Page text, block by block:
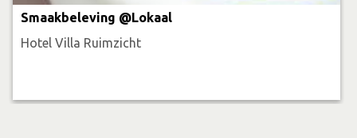
1x 4-gangen diner bij ons restaurant Bar & Bites
Een knooppuntenkaart van de Achterhoek
Onze tips voor de leukste fietsroutes
Prijs
Smaakbeleving @Lokaal
Hotel Villa Ruimzicht